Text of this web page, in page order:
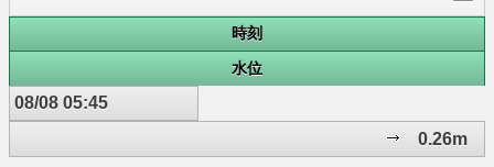
時刻
水位
08/08 05:45
0.26m